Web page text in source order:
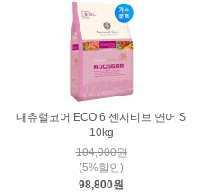
내츄럴코어 ECO 6 센시티브 연어 S
10kg
104,000원
(5%할인)
98,800원